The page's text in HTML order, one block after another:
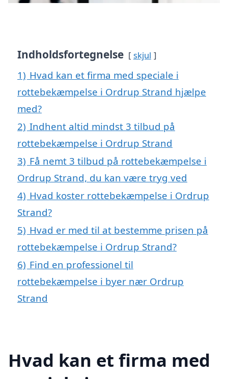
Indholdsfortegnelse skjul
1) Hvad kan et firma med speciale i
rottebekæmpelse i Ordrup Strand hjælpe
med?
2) Indhent altid mindst 3 tilbud på
rottebekæmpelse i Ordrup Strand
3) Få nemt 3 tilbud på rottebekæmpelse i
Ordrup Strand, du kan være tryg ved
4) Hvad koster rottebekæmpelse i Ordrup
Strand?
5) Hvad er med til at bestemme prisen på
rottebekæmpelse i Ordrup Strand?
6) Find en professionel til
rottebekæmpelse i byer nær Ordrup
Strand
Hvad kan et firma med